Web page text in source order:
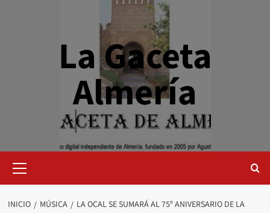
La Gaceta
Almería
primario
INICIO MÚSICA
LA OCAL SE SUMARÁ AL 75º ANIVERSARIO DE LA